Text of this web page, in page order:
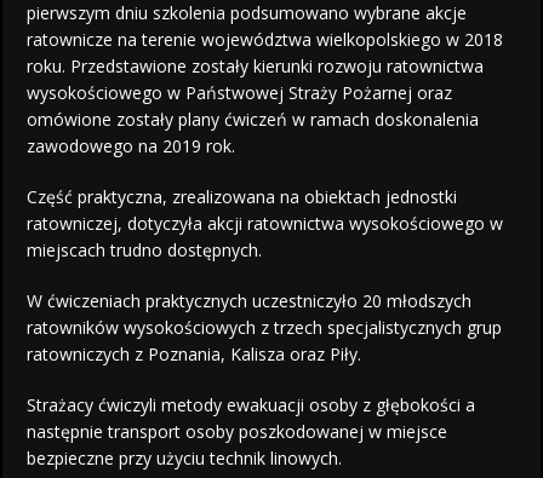
pierwszym dniu szkolenia podsumowano wybrane akcje
ratownicze na terenie województwa wielkopolskiego w 2018
roku. Przedstawione zostały kierunki rozwoju ratownictwa
wysokościowego w Państwowej Straży Pożarnej oraz
omówione zostały plany ćwiczeń w ramach doskonalenia
zawodowego na 2019 rok.
Część praktyczna, zrealizowana na obiektach jednostki
ratowniczej, dotyczyła akcji ratownictwa wysokościowego w
miejscach trudno dostępnych.
W ćwiczeniach praktycznych uczestniczyło 20 młodszych
ratowników wysokościowych z trzech specjalistycznych grup
ratowniczych z Poznania, Kalisza oraz Piły.
Strażacy ćwiczyli metody ewakuacji osoby z głębokości a
następnie transport osoby poszkodowanej w miejsce
bezpieczne przy użyciu technik linowych.